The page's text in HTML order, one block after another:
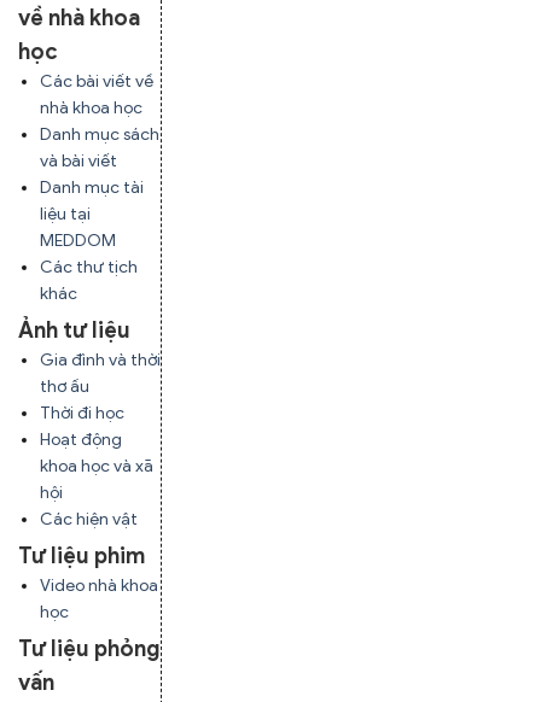
về nhà khoa
học
Các bài viết về
nhà khoa học
Danh mục sách
và bài viết
Danh mục tài
liệu tại
MEDDOM
Các thư tịch
khác
Ảnh tư liệu
Gia đình và thời
thơ ấu
Thời đi học
Hoạt động
khoa học và xã
hội
Các hiện vật
Tư liệu phim
Video nhà khoa
học
Tư liệu phỏng
vấn